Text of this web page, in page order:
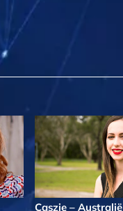
Caszie – Australië